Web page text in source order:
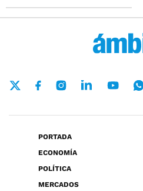
PORTADA
ECONOMÍA
POLÍTICA
MERCADOS